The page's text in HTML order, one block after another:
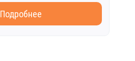
Подробнее